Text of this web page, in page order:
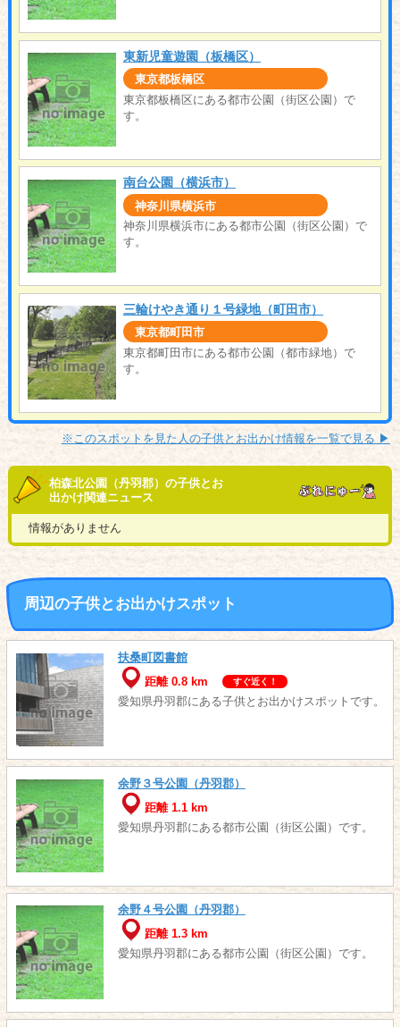
東新児童遊園（板橋区）
東京都板橋区
東京都板橋区にある都市公園（街区公園）で
す。
南台公園（横浜市）
神奈川県横浜市
神奈川県横浜市にある都市公園（街区公園）で
す。
三輪けやき通り１号緑地（町田市）
東京都町田市
東京都町田市にある都市公園（都市緑地）で
す。
※このスポットを見た人の子供とお出かけ情報を一覧で見る ▶︎
柏森北公園（丹羽郡）の子供とお
出かけ関連ニュース
情報がありません
周辺の子供とお出かけスポット
扶桑町図書館
距離 0.8 km
すぐ近く！
愛知県丹羽郡にある子供とお出かけスポットです。
余野３号公園（丹羽郡）
距離 1.1 km
愛知県丹羽郡にある都市公園（街区公園）です。
余野４号公園（丹羽郡）
距離 1.3 km
愛知県丹羽郡にある都市公園（街区公園）です。